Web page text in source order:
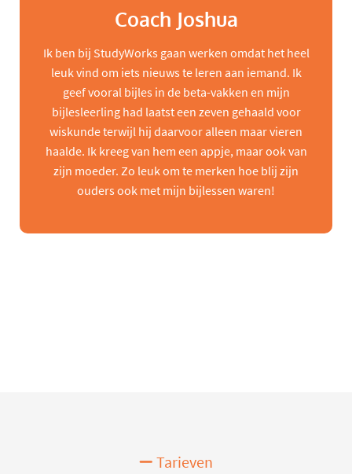
Coach Joshua
Ik ben bij StudyWorks gaan werken omdat het heel
leuk vind om iets nieuws te leren aan iemand. Ik
geef vooral bijles in de beta-vakken en mijn
bijlesleerling had laatst een zeven gehaald voor
wiskunde terwijl hij daarvoor alleen maar vieren
haalde. Ik kreeg van hem een appje, maar ook van
zijn moeder. Zo leuk om te merken hoe blij zijn
ouders ook met mijn bijlessen waren!
Tarieven